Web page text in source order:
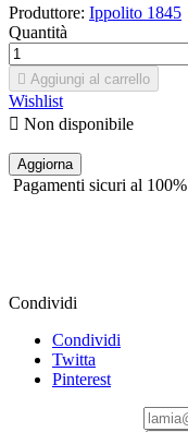
Produttore: Ippolito 1845
Quantità
 Aggiungi al carrello
Wishlist
 Non disponibile
Pagamenti sicuri al 100%
Condividi
Condividi
Twitta
Pinterest